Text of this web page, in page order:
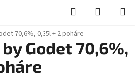
Hľadať
KOŠÍK
70,6%, 0,35l + 2 poháre
Godet 70,6%,